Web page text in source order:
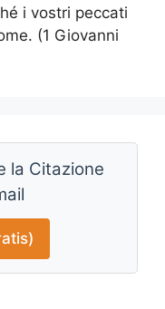
i vostri peccati
(1 Giovanni
la Citazione